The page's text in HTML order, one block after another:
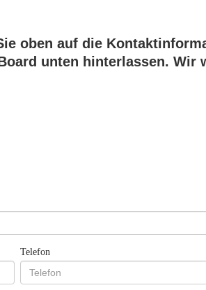
oben auf die
unten hinterlassen. Wir
Telefon